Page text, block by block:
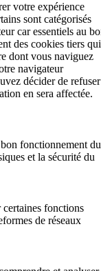
votre expérience
sont catégorisés
car essentiels au
des cookies tiers qui
dont vous naviguez
navigateur
décider de refuser
en sera affectée.
fonctionnement du
et la sécurité du
fonctions
de réseaux